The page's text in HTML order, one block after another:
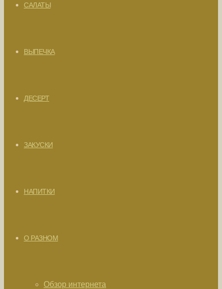
САЛАТЫ
ВЫПЕЧКА
ДЕСЕРТ
ЗАКУСКИ
НАПИТКИ
О РАЗНОМ
Обзор интернета